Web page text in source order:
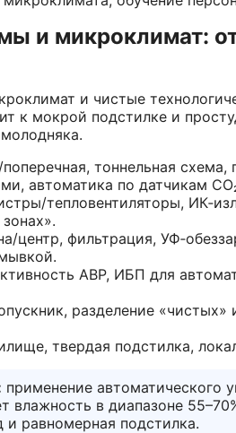
и микроклимат:
и чистые
к мокрой подстилке и
тоннельная
автоматика по датчикам
тепловентиляторы,
центр, фильтрация,
АВР, ИБП для
разделение «чистых»
твердая подстилка,
применение автоматического
влажность в диапазоне
равномерная подстилка.